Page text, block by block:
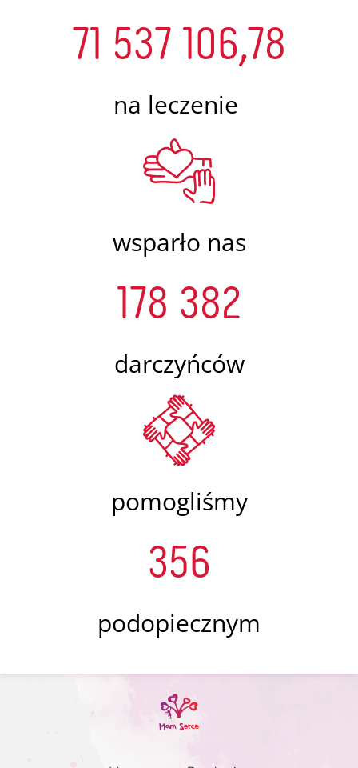
71 537 106,78
na leczenie
wsparło nas
178 382
darczyńców
pomogliśmy
356
podopiecznym